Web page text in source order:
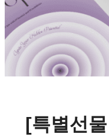
[특별선물